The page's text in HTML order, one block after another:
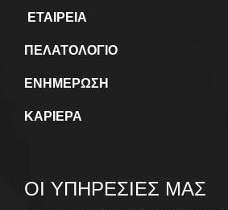
ΕΤΑΙΡΕΙΑ
ΠΕΛΑΤΟΛΟΓΙΟ
ΕΝΗΜΕΡΩΣΗ
ΚΑΡΙΕΡΑ
ΟΙ ΥΠΗΡΕΣΙΕΣ ΜΑΣ